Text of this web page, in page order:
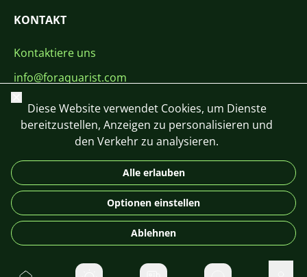
KONTAKT
Kontaktiere uns
info@foraquarist.com
+420 603 449 602
DE
© 2026 For Aquarist
Schließen
Diese Website verwendet Cookies, um Dienste
bereitzustellen, Anzeigen zu personalisieren und
den Verkehr zu analysieren.
Alle erlauben
Optionen einstellen
Ablehnen